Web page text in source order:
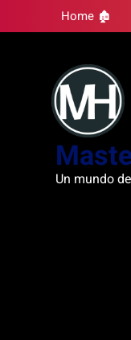
to
Home 🏚
Un mundo